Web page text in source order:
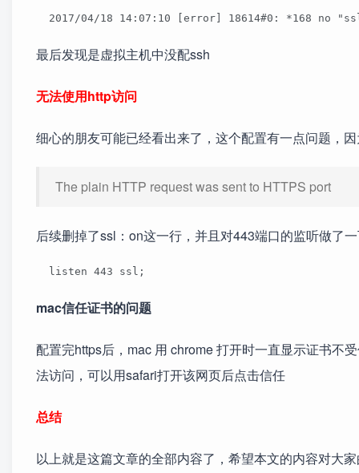
2017/04/18 14:07:10 [error] 18614#0: *168 no
最后发现是虚拟主机中没配ssh
无法使用http访问
细心的朋友可能已经看出来了，这个配置有一点问题，
The plain HTTP request was sent to HTTPS port
后续删掉了ssl：on这一行，并且对443端口的监听做了
  listen 443 ssl;
mac信任证书的问题
配置完https后，mac 用 chrome 打开时一直显示证书不
法访问，可以用safari打开该网页后点击信任
总结
以上就是这篇文章的全部内容了，希望本文的内容对大